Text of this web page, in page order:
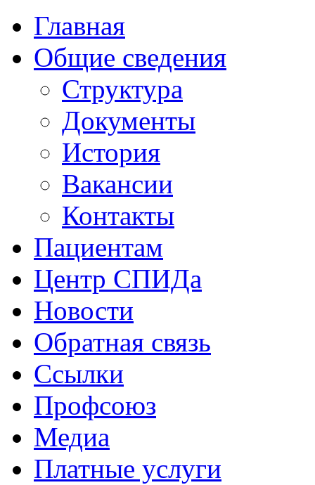
Главная
Общие сведения
Структура
Документы
История
Вакансии
Контакты
Пациентам
Центр СПИДа
Новости
Обратная связь
Ссылки
Профсоюз
Медиа
Платные услуги